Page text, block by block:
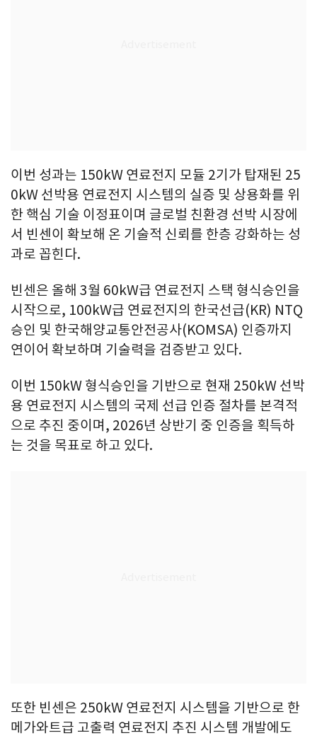
이번 성과는 150kW 연료전지 모듈 2기가 탑재된 25
0kW 선박용 연료전지 시스템의 실증 및 상용화를 위
한 핵심 기술 이정표이며 글로벌 친환경 선박 시장에
서 빈센이 확보해 온 기술적 신뢰를 한층 강화하는 성
과로 꼽힌다.
빈센은 올해 3월 60kW급 연료전지 스택 형식승인을
시작으로, 100kW급 연료전지의 한국선급(KR) NTQ
승인 및 한국해양교통안전공사(KOMSA) 인증까지
연이어 확보하며 기술력을 검증받고 있다.
이번 150kW 형식승인을 기반으로 현재 250kW 선박
용 연료전지 시스템의 국제 선급 인증 절차를 본격적
으로 추진 중이며, 2026년 상반기 중 인증을 획득하
는 것을 목표로 하고 있다.
또한 빈센은 250kW 연료전지 시스템을 기반으로 한
메가와트급 고출력 연료전지 추진 시스템 개발에도